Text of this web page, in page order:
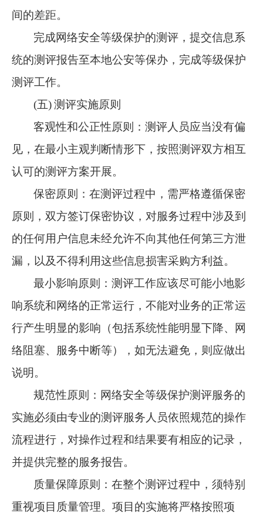
间的差距。
完成网络安全等级保护的测评，提交信息系
统的测评报告至本地公安等保办，完成等级保护
测评工作。
(五)测评实施原则
客观性和公正性原则：测评人员应当没有偏
见，在最小主观判断情形下，按照测评双方相互
认可的测评方案开展。
保密原则：在测评过程中，需严格遵循保密
原则，双方签订保密协议，对服务过程中涉及到
的任何用户信息未经允许不向其他任何第三方泄
漏，以及不得利用这些信息损害采购方利益。
最小影响原则：测评工作应该尽可能小地影
响系统和网络的正常运行，不能对业务的正常运
行产生明显的影响（包括系统性能明显下降、网
络阻塞、服务中断等），如无法避免，则应做出
说明。
规范性原则：网络安全等级保护测评服务的
实施必须由专业的测评服务人员依照规范的操作
流程进行，对操作过程和结果要有相应的记录，
并提供完整的服务报告。
质量保障原则：在整个测评过程中，须特别
重视项目质量管理。项目的实施将严格按照项